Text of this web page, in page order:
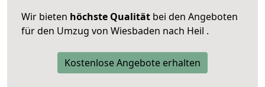
Wir bieten höchste Qualität bei den Angeboten
für den Umzug von Wiesbaden nach Heil .
Kostenlose Angebote erhalten